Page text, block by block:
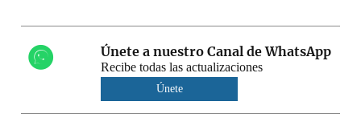
Únete a nuestro Canal de WhatsApp
Recibe todas las actualizaciones
Únete